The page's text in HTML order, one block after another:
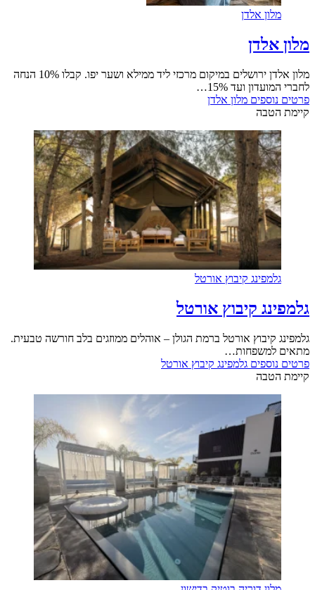
מלון אלדן
מלון אלדן
מלון אלדן ירושלים במיקום מרכזי ליד ממילא ושער יפו. קבלו 10% הנחה
לחברי המועדון ועד 15%…
פרטים נוספים מלון אלדן
קיימת הטבה
גלמפינג קיבוץ אורטל
גלמפינג קיבוץ אורטל
גלמפינג קיבוץ אורטל ברמת הגולן – אוהלים ממוזגים בלב חורשה טבעית.
מתאים למשפחות…
פרטים נוספים גלמפינג קיבוץ אורטל
קיימת הטבה